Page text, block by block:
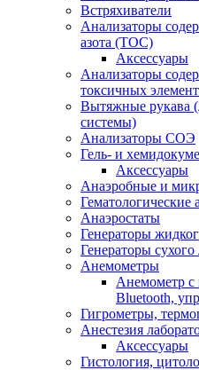
Встряхиватели
Анализаторы
азота (ТОС)
Аксессуары
Анализаторы
токсичных
Вытяжные рукава
системы)
Анализаторы СОЭ
Гель- и
Аксессуары
Анаэробные и
Гематологические
Анаэростаты
Генераторы
Генераторы сухого
Анемометры
Анемометр с
Bluetooth,
Гигрометры,
Анестезия
Аксессуары
Гистология,